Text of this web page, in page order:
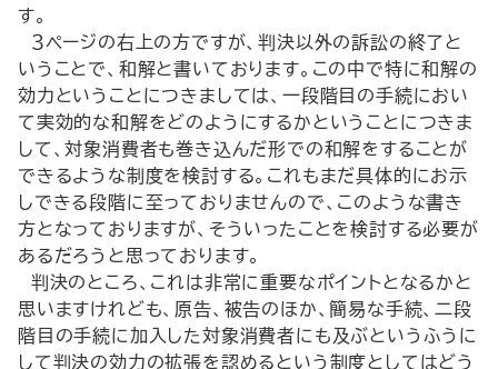
す。
３ページの右上の方ですが、判決以外の訴訟の終了と
いうことで、和解と書いております。この中で特に和解の
効力ということにつきましては、一段階目の手続におい
て実効的な和解をどのようにするかということにつきま
して、対象消費者も巻き込んだ形での和解をすることが
できるような制度を検討する。これもまだ具体的にお示
しできる段階に至っておりませんので、このような書き
方となっておりますが、そういったことを検討する必要が
あるだろうと思っております。
判決のところ、これは非常に重要なポイントとなるかと
思いますけれども、原告、被告のほか、簡易な手続、二段
階目の手続に加入した対象消費者にも及ぶというふうに
して判決の効力の拡張を認めるという制度としてはどう